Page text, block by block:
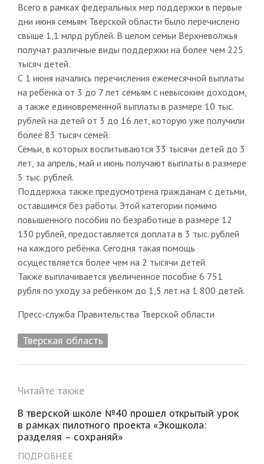
Всего в рамках федеральных мер поддержки в первые
дни июня семьям Тверской области было перечислено
свыше 1,1 млрд рублей. В целом семьи Верхневолжья
получат различные виды поддержки на более чем 225
тысяч детей.
С 1 июня начались перечисления ежемесячной выплаты
на ребёнка от 3 до 7 лет семьям с невысоким доходом,
а также единовременной выплаты в размере 10 тыс.
рублей на детей от 3 до 16 лет, которую уже получили
более 83 тысяч семей.
Семьи, в которых воспитываются 33 тысячи детей до 3
лет, за апрель, май и июнь получают выплаты в размере
5 тыс. рублей.
Поддержка также предусмотрена гражданам с детьми,
оставшимся без работы. Этой категории помимо
повышенного пособия по безработице в размере 12
130 рублей, предоставляется доплата в 3 тыс. рублей
на каждого ребёнка. Сегодня такая помощь
осуществляется более чем на 2 тысячи детей.
Также выплачивается увеличенное пособие 6 751
рубля по уходу за ребёнком до 1,5 лет на 1 800 детей.
Пресс-служба Правительства Тверской области
Тверская область
Читайте также
В тверской школе №40 прошел открытый урок
в рамках пилотного проекта «Экошкола:
разделяя – сохраняй»
ПОДРОБНЕЕ